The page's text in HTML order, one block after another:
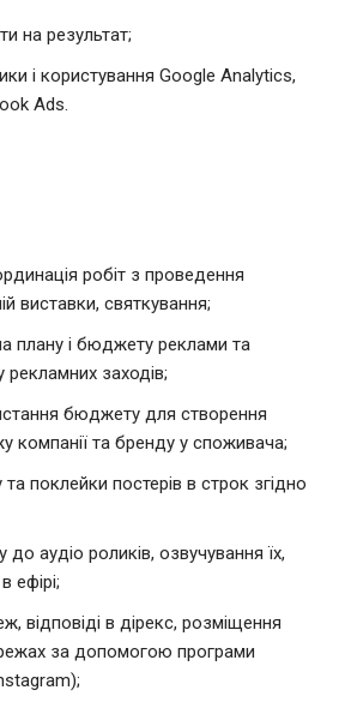
на результат;
і користування Google Analytics,
Ads.
робіт з проведення
виставки, святкування;
плану і бюджету реклами та
рекламних заходів;
бюджету для створення
компанії та бренду у споживача;
поклейки постерів в строк згідно
до аудіо роликів, озвучування їх,
ефірі;
відповіді в дірекс, розміщення
за допомогою програми